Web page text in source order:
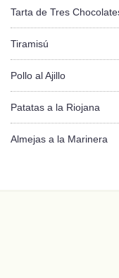
Tarta de Tres
Tiramisú
Pollo al Ajillo
Patatas a la Riojana
Almejas a la Marinera